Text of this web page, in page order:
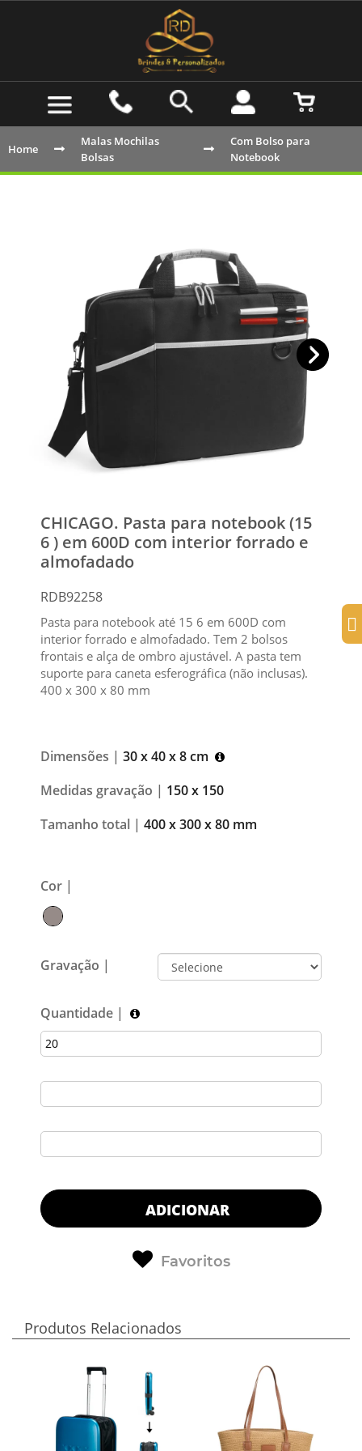
Home
Malas Mochilas
Bolsas
Com Bolso para
Notebook
CHICAGO. Pasta para notebook (15
6 ) em 600D com interior forrado e
almofadado
RDB92258
Pasta para notebook até 15 6 em 600D com
interior forrado e almofadado. Tem 2 bolsos
frontais e alça de ombro ajustável. A pasta tem
suporte para caneta esferográfica (não inclusas).
400 x 300 x 80 mm
Dimensões | 30 x 40 x 8 cm
Medidas gravação | 150 x 150
Tamanho total | 400 x 300 x 80 mm
Cor |
Gravação |
Quantidade |
ADICIONAR
Favoritos
Produtos Relacionados